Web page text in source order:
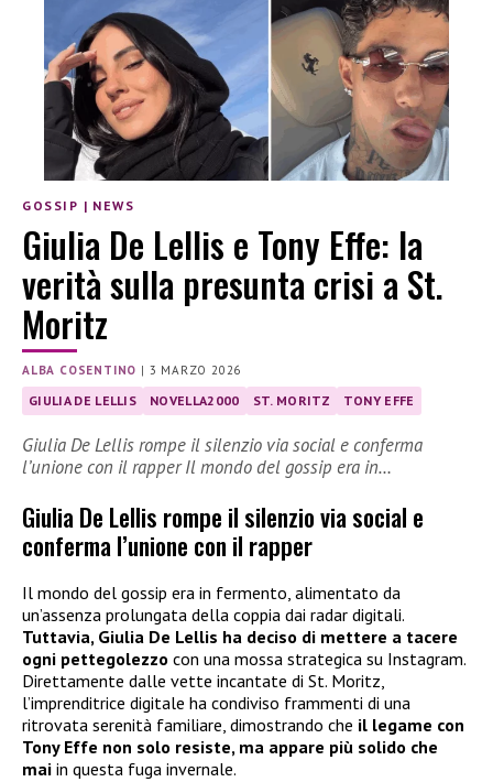
GOSSIP | NEWS
Giulia De Lellis e Tony Effe: la
verità sulla presunta crisi a St.
Moritz
ALBA COSENTINO | 3 MARZO 2026
GIULIA DE LELLIS NOVELLA2000 ST. MORITZ TONY EFFE
Giulia De Lellis rompe il silenzio via social e conferma
l’unione con il rapper Il mondo del gossip era in…
Giulia De Lellis rompe il silenzio via social e
conferma l’unione con il rapper
Il mondo del gossip era in fermento, alimentato da
un’assenza prolungata della coppia dai radar digitali.
Tuttavia, Giulia De Lellis ha deciso di mettere a tacere
ogni pettegolezzo con una mossa strategica su Instagram.
Direttamente dalle vette incantate di St. Moritz,
l’imprenditrice digitale ha condiviso frammenti di una
ritrovata serenità familiare, dimostrando che il legame con
Tony Effe non solo resiste, ma appare più solido che
mai in questa fuga invernale.